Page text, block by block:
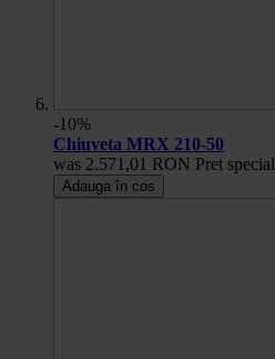
-10%
Chiuveta MRX 210-50
was 2.571,01 RON Pret special
Adauga în cos